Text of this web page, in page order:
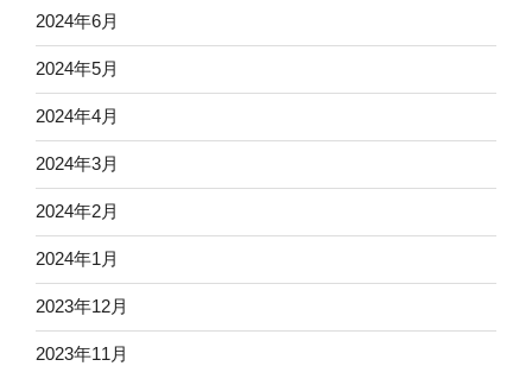
2024年6月
2024年5月
2024年4月
2024年3月
2024年2月
2024年1月
2023年12月
2023年11月